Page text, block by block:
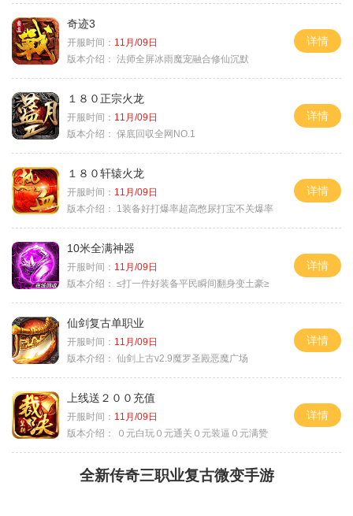
奇迹3
开服时间： 11月/09日
版本介绍： 法师全屏冰雨魔宠融合修仙沉默
详情
１８０正宗火龙
开服时间： 11月/09日
版本介绍： 保底回収全网NO.1
详情
１８０轩辕火龙
开服时间： 11月/09日
版本介绍：
1装备好打爆率超高憋尿打宝不关爆率
详情
10米全满神器
开服时间： 11月/09日
版本介绍： ≤打一件好装备平民瞬间翻身变土豪≥
详情
仙剑复古单职业
开服时间： 11月/09日
版本介绍： 仙剑上古v2.9魔罗圣殿恶魔广场
详情
上线送２００充值
开服时间： 11月/09日
版本介绍：
０元白玩０元通关０元装逼０元满赞
详情
全新传奇三职业复古微变手游